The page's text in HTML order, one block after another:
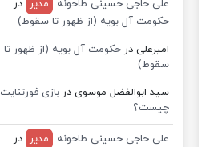
علی حاجی حسینی طاحونه مدیر
در
حکومت آل بویه (از ظهور تا سقوط)
امیرعلی درحکومت آل بویه (از ظهور تا
سقوط)
سید ابوالفضل موسوی دربازی فورتنایت
چیست؟
علی حاجی حسینی طاحونه مدیر
در